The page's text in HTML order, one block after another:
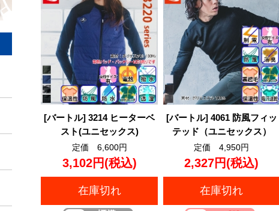
[バートル] 3214 ヒーターベ
スト(ユニセックス)
定価 6,600円
3,102円(税込)
在庫切れ
[バートル] 4061 防風フィッ
テッド（ユニセックス）
定価 4,950円
2,327円(税込)
在庫切れ